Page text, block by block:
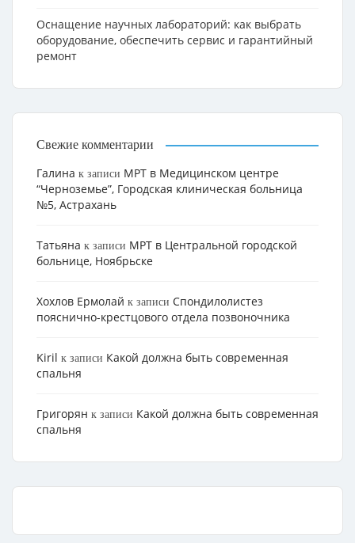
Оснащение научных лабораторий: как выбрать
оборудование, обеспечить сервис и гарантийный
ремонт
Свежие комментарии
Галина к записи МРТ в Медицинском центре
“Черноземье”, Городская клиническая больница
№5, Астрахань
Татьяна к записи МРТ в Центральной городской
больнице, Ноябрьске
Хохлов Ермолай к записи Cпондилолистез
пояснично-крестцового отдела позвоночника
Kiril к записи Какой должна быть современная
спальня
Григорян к записи Какой должна быть современная
спальня